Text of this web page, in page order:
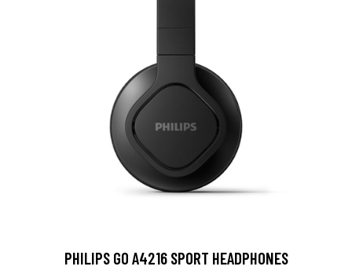
PHILIPS GO A4216 SPORT HEADPHONES